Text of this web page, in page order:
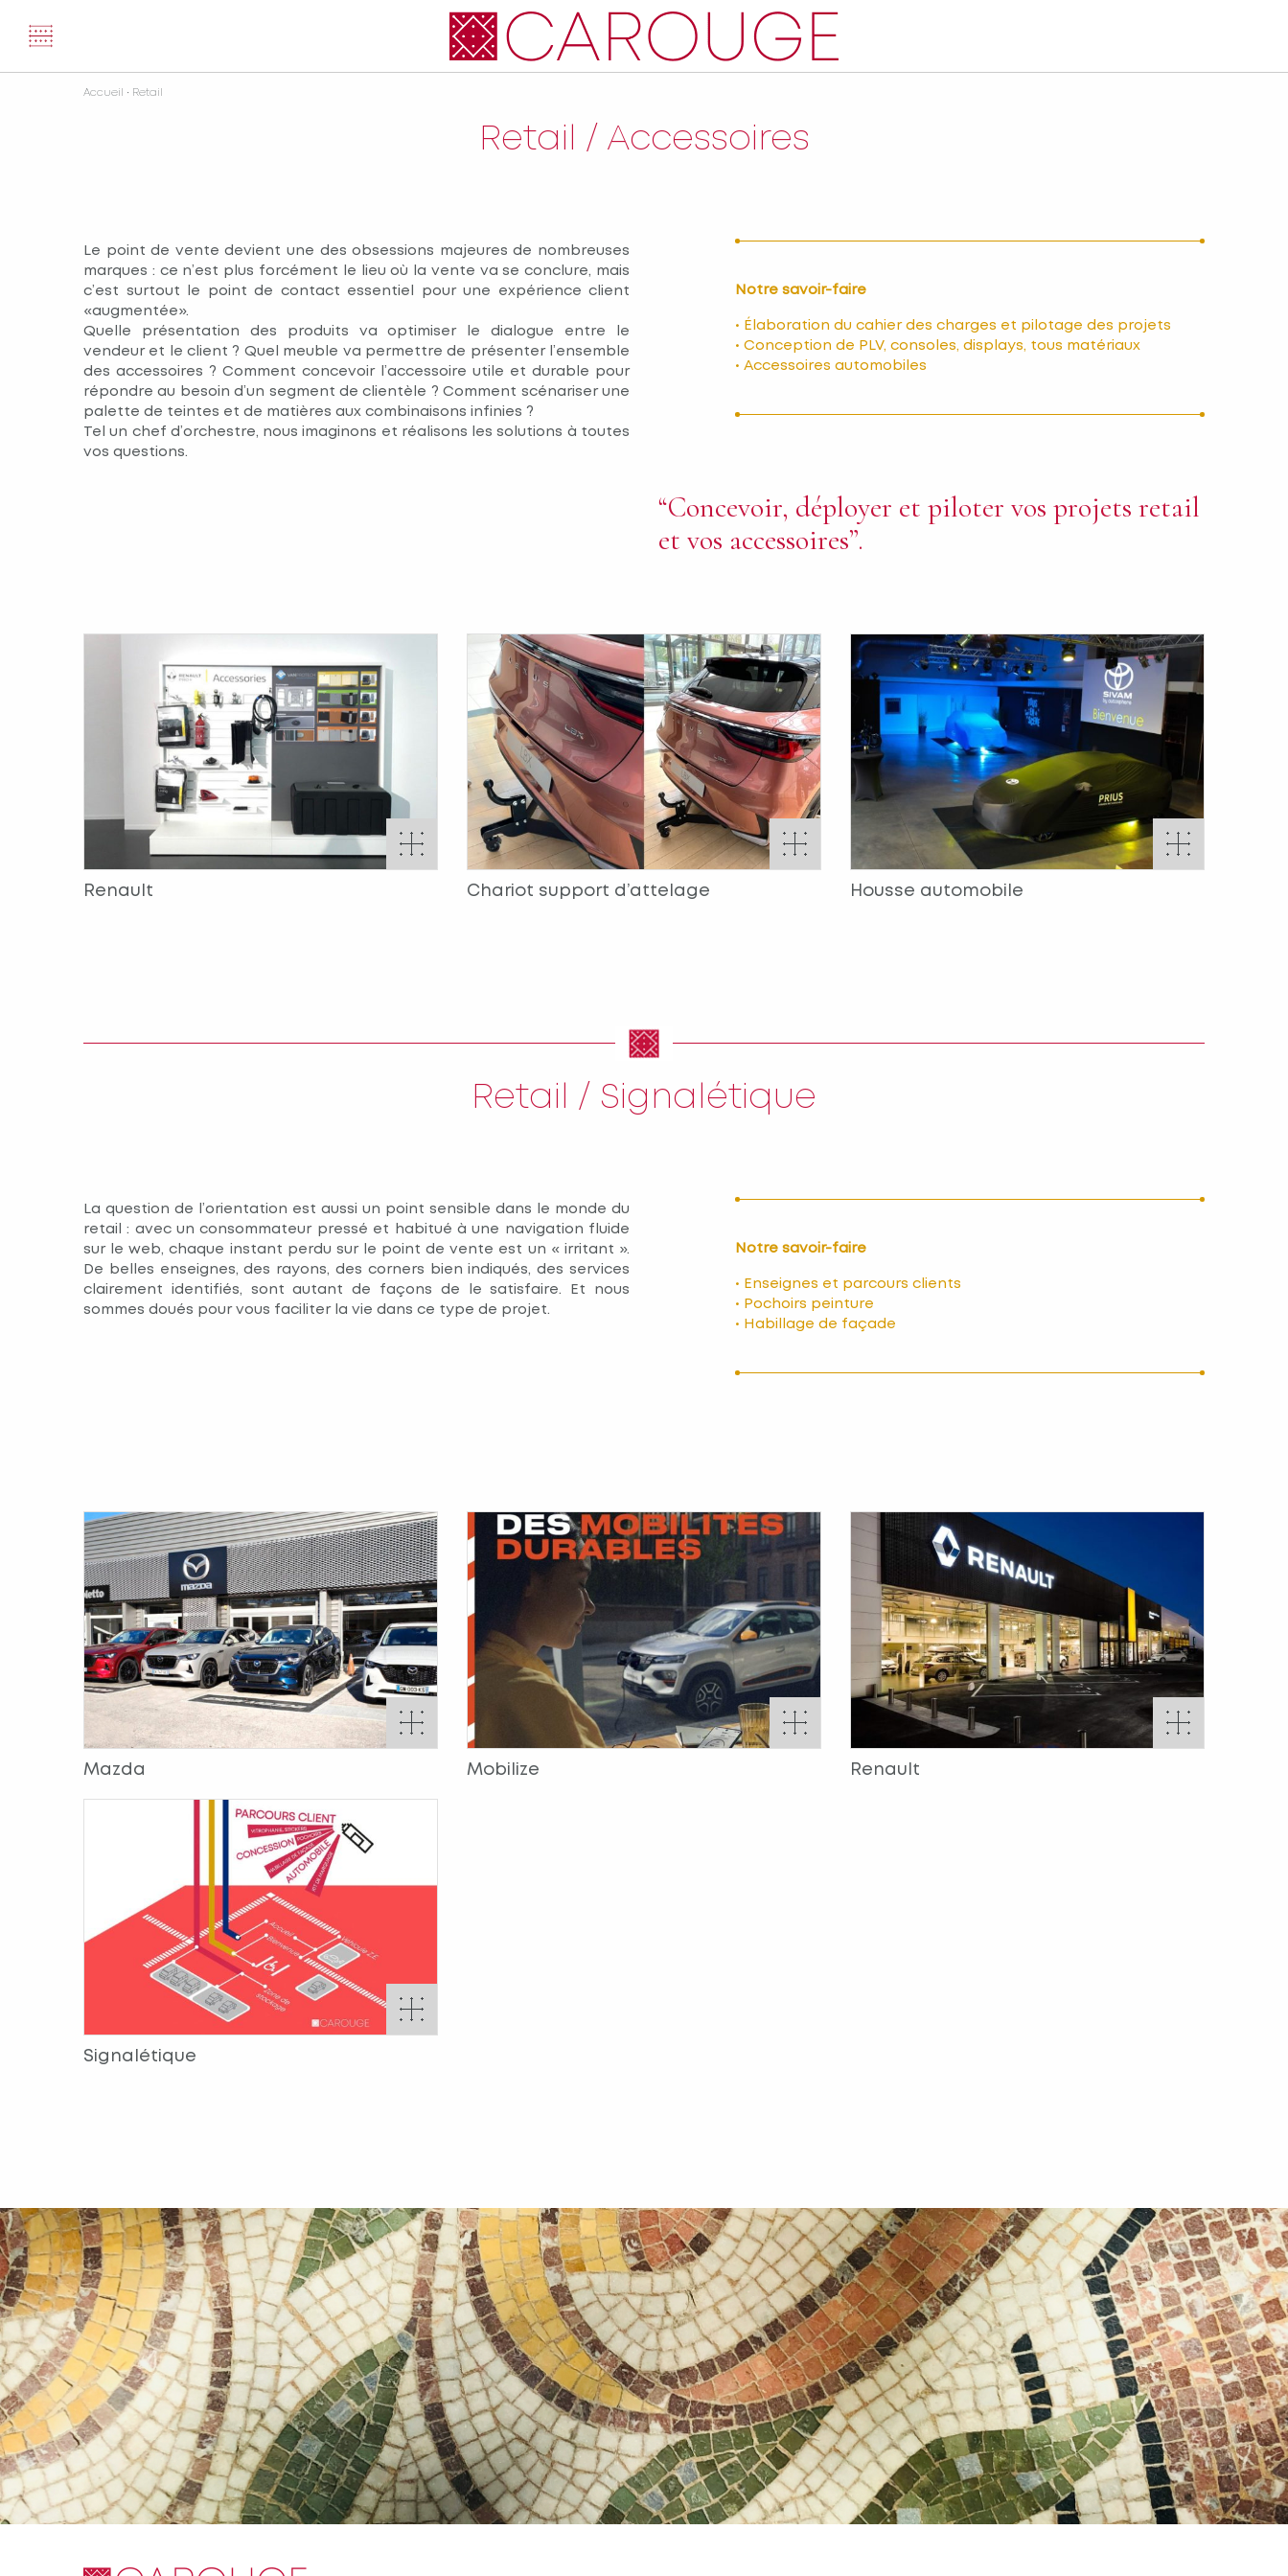
Accueil • Retail
Retail / Accessoires
Le point de vente devient une des obsessions majeures de nombreuses
marques : ce n’est plus forcément le lieu où la vente va se conclure, mais
c’est surtout le point de contact essentiel pour une expérience client
«augmentée».
Quelle présentation des produits va optimiser le dialogue entre le
vendeur et le client ? Quel meuble va permettre de présenter l’ensemble
des accessoires ? Comment concevoir l’accessoire utile et durable pour
répondre au besoin d’un segment de clientèle ? Comment scénariser une
palette de teintes et de matières aux combinaisons infinies ?
Tel un chef d’orchestre, nous imaginons et réalisons les solutions à toutes
vos questions.
Notre savoir-faire
• Élaboration du cahier des charges et pilotage des projets
• Conception de PLV, consoles, displays, tous matériaux
• Accessoires automobiles
“Concevoir, déployer et piloter vos projets retail
et vos accessoires”.
Renault Chariot support d’attelage Housse automobile
Retail / Signalétique
La question de l’orientation est aussi un point sensible dans le monde du
retail : avec un consommateur pressé et habitué à une navigation fluide
sur le web, chaque instant perdu sur le point de vente est un « irritant ».
De belles enseignes, des rayons, des corners bien indiqués, des services
clairement identifiés, sont autant de façons de le satisfaire. Et nous
sommes doués pour vous faciliter la vie dans ce type de projet.
Notre savoir-faire
• Enseignes et parcours clients
• Pochoirs peinture
• Habillage de façade
Mazda Mobilize Renault
Signalétique